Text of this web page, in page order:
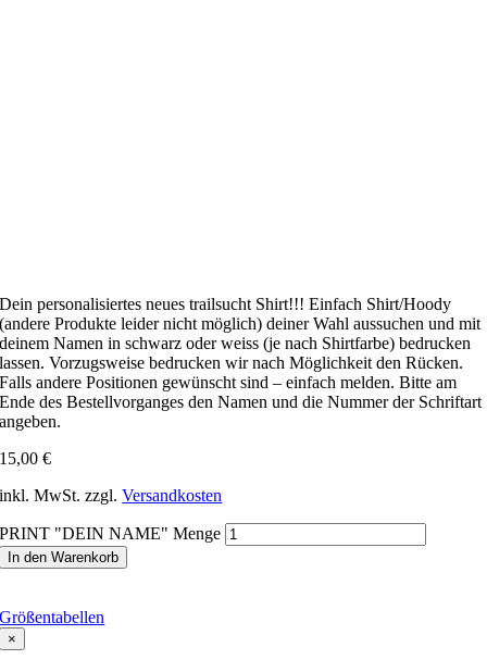
Dein personalisiertes neues trailsucht Shirt!!! Einfach Shirt/Hoody
(andere Produkte leider nicht möglich) deiner Wahl aussuchen und mit
deinem Namen in schwarz oder weiss (je nach Shirtfarbe) bedrucken
lassen. Vorzugsweise bedrucken wir nach Möglichkeit den Rücken.
Falls andere Positionen gewünscht sind – einfach melden. Bitte am
Ende des Bestellvorganges den Namen und die Nummer der Schriftart
angeben.
15,00€
inkl. MwSt. zzgl.Versandkosten
PRINT "DEIN NAME" Menge
In den Warenkorb
Größentabellen
×